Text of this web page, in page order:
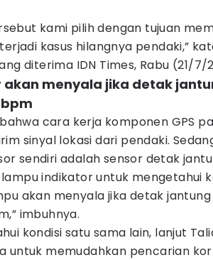
kami pilih dengan tujuan
kasus hilangnya pendaki,”
diterima IDN Times, Rabu (21/7/
akan menyala jika detak
cara kerja komponen GPS
sinyal lokasi dari pendaki.
sendiri adalah sensor detak
indikator untuk mengetahui
akan menyala jika detak
imbuhnya.
kondisi satu sama lain, lanjut
untuk memudahkan pencarian